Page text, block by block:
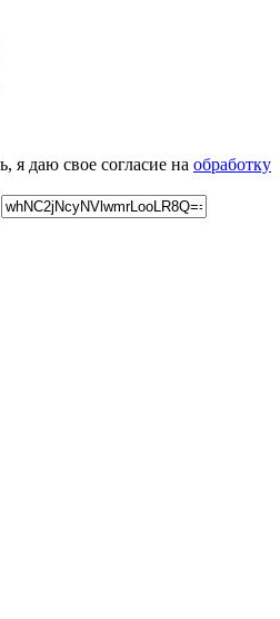
я даю свое согласие на обработку